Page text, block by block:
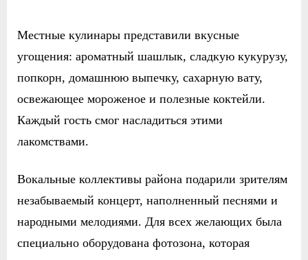
Местные кулинары представили вкусные
угощения: ароматный шашлык, сладкую кукурузу,
попкорн, домашнюю выпечку, сахарную вату,
освежающее мороженое и полезные коктейли.
Каждый гость смог насладиться этими
лакомствами.
Вокальные коллективы района подарили зрителям
незабываемый концерт, наполненный песнями и
народными мелодиями. Для всех желающих была
специально оборудована фотозона, которая